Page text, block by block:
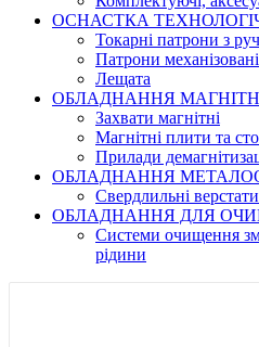
ОСНАСТКА
Токарні патрони з
Патрони
Лещата
ОБЛАДНАННЯ
Захвати магнітні
Магнітні плити та
Прилади
ОБЛАДНАННЯ
Свердлильні
ОБЛАДНАННЯ ДЛЯ
Системи очищення
рідини